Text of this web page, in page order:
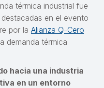
térmica industrial fue
en el evento
por la Alianza Q-Cero
demanda térmica
hacia una industria
en un entorno